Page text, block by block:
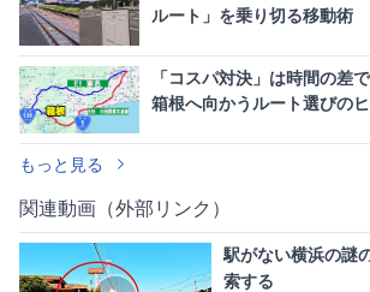
ルート」を乗り切る移動術
「コスパ対決」は時間の差
箱根へ向かうルート選びの
もっと見る
関連動画（外部リンク）
駅がない横浜の謎
索する